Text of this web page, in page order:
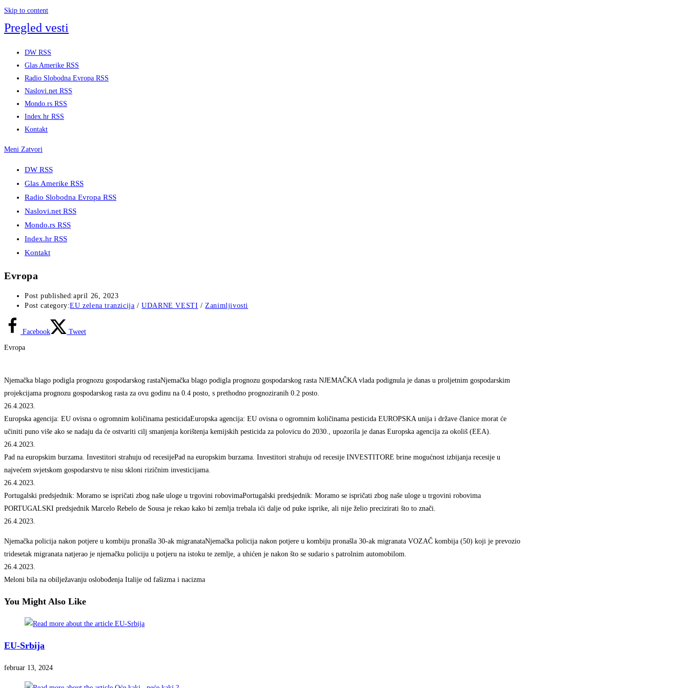
Skip to content
Pregled vesti
DW RSS
Glas Amerike RSS
Radio Slobodna Evropa RSS
Naslovi.net RSS
Mondo.rs RSS
Index.hr RSS
Kontakt
Meni Zatvori
DW RSS
Glas Amerike RSS
Radio Slobodna Evropa RSS
Naslovi.net RSS
Mondo.rs RSS
Index.hr RSS
Kontakt
Evropa
Post published:april 26, 2023
Post category:EU zelena tranzicija / UDARNE VESTI / Zanimljivosti
Facebook Tweet
Evropa
Njemačka blago podigla prognozu gospodarskog rastaNjemačka blago podigla prognozu gospodarskog rasta NJEMAČKA vlada podignula je danas u proljetnim gospodarskim
projekcijama prognozu gospodarskog rasta za ovu godinu na 0.4 posto, s prethodno prognoziranih 0.2 posto.
26.4.2023.
Europska agencija: EU ovisna o ogromnim količinama pesticidaEuropska agencija: EU ovisna o ogromnim količinama pesticida EUROPSKA unija i države članice morat će
učiniti puno više ako se nadaju da će ostvariti cilj smanjenja korištenja kemijskih pesticida za polovicu do 2030., upozorila je danas Europska agencija za okoliš (EEA).
26.4.2023.
Pad na europskim burzama. Investitori strahuju od recesijePad na europskim burzama. Investitori strahuju od recesije INVESTITORE brine mogućnost izbijanja recesije u
najvećem svjetskom gospodarstvu te nisu skloni rizičnim investicijama.
26.4.2023.
Portugalski predsjednik: Moramo se ispričati zbog naše uloge u trgovini robovimaPortugalski predsjednik: Moramo se ispričati zbog naše uloge u trgovini robovima
PORTUGALSKI predsjednik Marcelo Rebelo de Sousa je rekao kako bi zemlja trebala ići dalje od puke isprike, ali nije želio precizirati što to znači.
26.4.2023.
Njemačka policija nakon potjere u kombiju pronašla 30-ak migranataNjemačka policija nakon potjere u kombiju pronašla 30-ak migranata VOZAČ kombija (50) koji je prevozio
tridesetak migranata natjerao je njemačku policiju u potjeru na istoku te zemlje, a uhićen je nakon što se sudario s patrolnim automobilom.
26.4.2023.
Meloni bila na obilježavanju oslobođenja Italije od fašizma i nacizma
You Might Also Like
EU-Srbija
februar 13, 2024